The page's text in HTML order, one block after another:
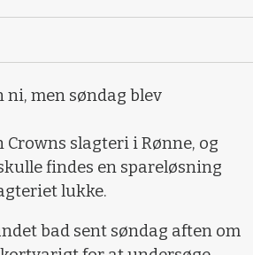
men søndag blev
slagteri i Rønne, og
findes en spareløsning
lukke.
bad sent søndag aften om